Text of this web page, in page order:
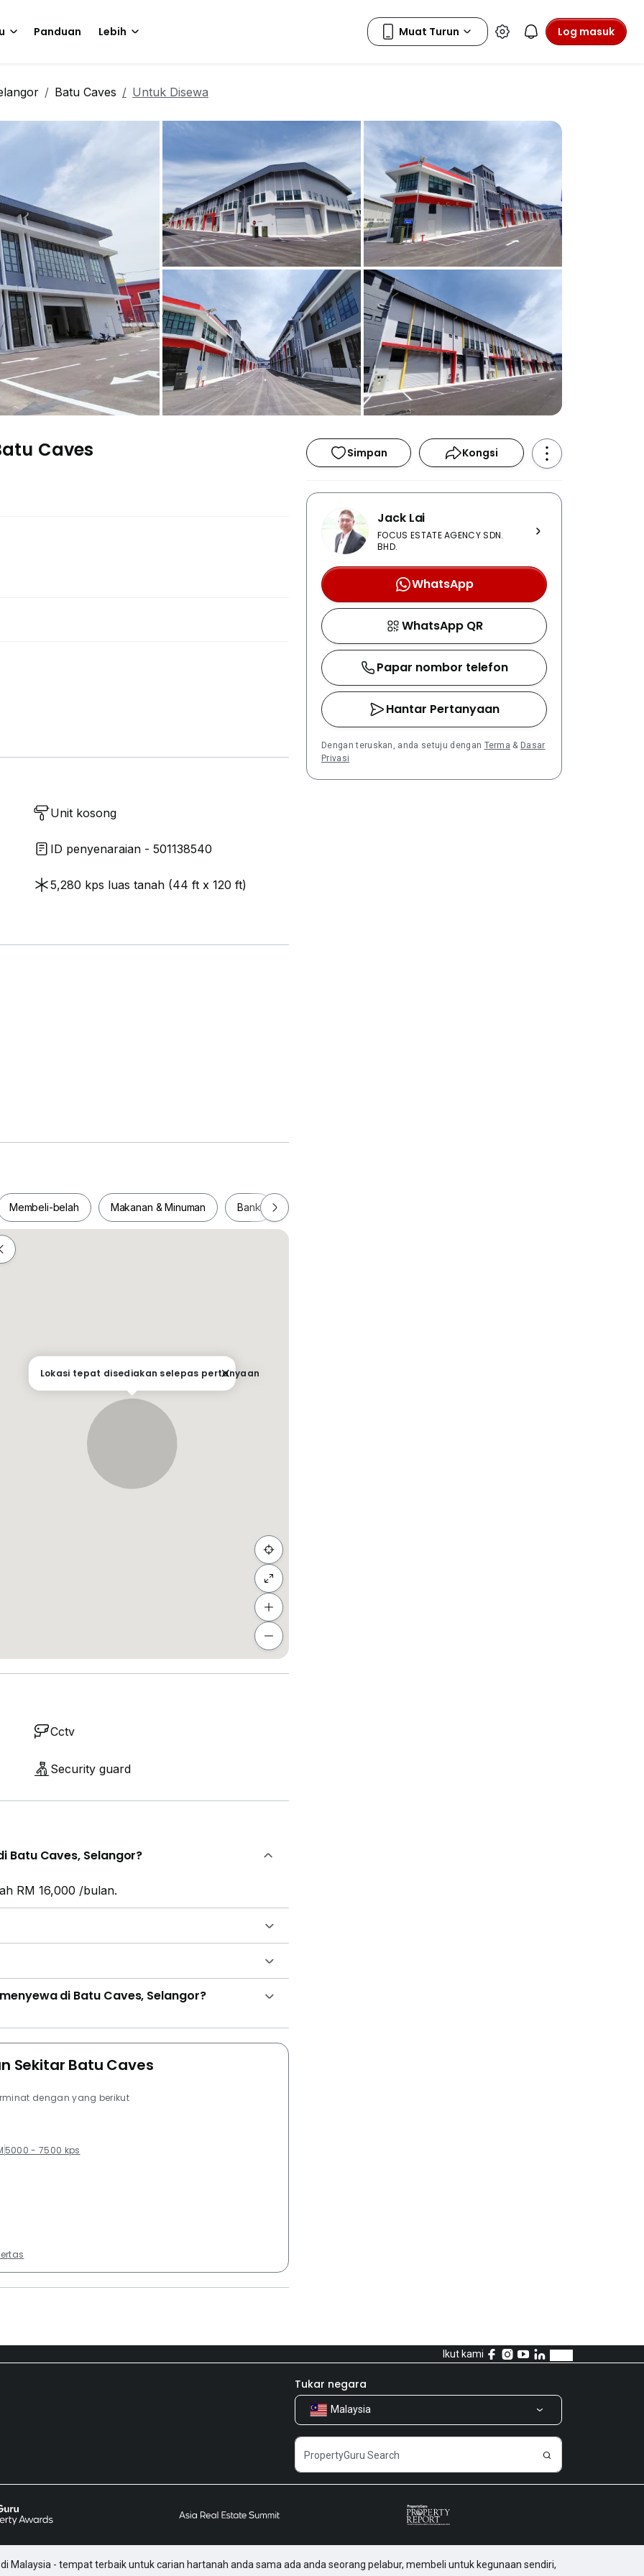
Panduan Lebih Log masuk
Batu Caves Untuk Disewa
Caves
Unit kosong
ID penyenaraian - 501138540
5,280 kps luas tanah (44 ft x 120 ft)
Membeli-belah Makanan & Minuman Bank
Lokasi tepat disediakan selepas pertanyaan
Cctv
Security guard
Batu Caves, Selangor?
RM 16,000 /bulan.
di Batu Caves, Selangor?
Sekitar Batu Caves
dengan yang berikut
5000 - 7500 kps
Simpan Kongsi
Jack Lai
FOCUS ESTATE AGENCY SDN.
BHD.
WhatsApp
WhatsApp QR
Papar nombor telefon
Hantar Pertanyaan
Dengan teruskan, anda setuju dengan Terma & Dasar
Privasi
Ikut kami
Tukar negara
Malaysia
Malaysia - tempat terbaik untuk carian hartanah anda sama ada anda seorang pelabur, membeli untuk kegunaan sendiri,